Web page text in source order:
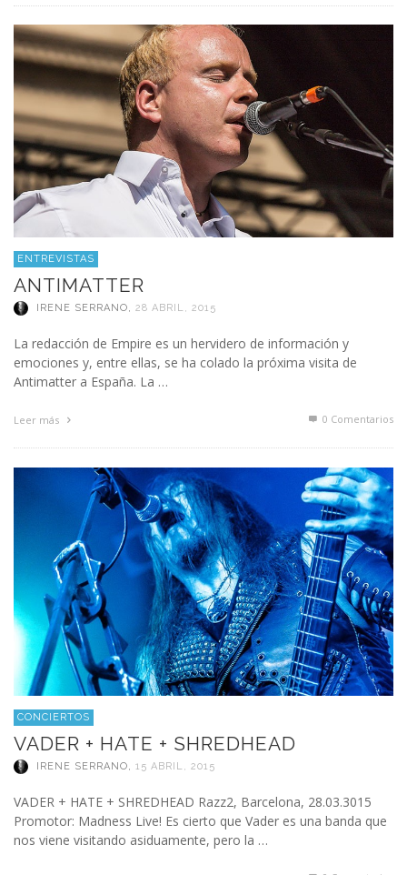
ENTREVISTAS
ANTIMATTER
IRENE SERRANO, 28 ABRIL, 2015
La redacción de Empire es un hervidero de información y
emociones y, entre ellas, se ha colado la próxima visita de
Antimatter a España. La …
Leer más 0 Comentarios
CONCIERTOS
VADER + HATE + SHREDHEAD
IRENE SERRANO, 15 ABRIL, 2015
VADER + HATE + SHREDHEAD Razz2, Barcelona, 28.03.3015
Promotor: Madness Live! Es cierto que Vader es una banda que
nos viene visitando asiduamente, pero la …